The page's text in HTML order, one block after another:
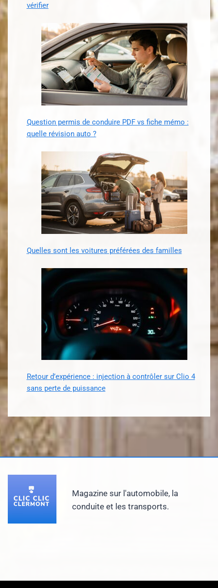
vérifier
Question permis de conduire PDF vs fiche mémo :
quelle révision auto ?
Quelles sont les voitures préférées des familles
Retour d’expérience : injection à contrôler sur Clio 4
sans perte de puissance
Magazine sur l'automobile, la
conduite et les transports.